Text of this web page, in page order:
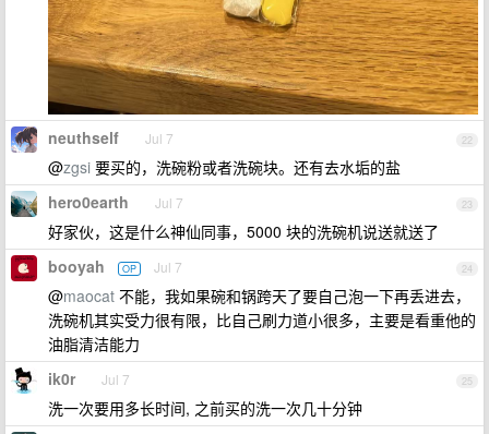
22
neuthself Jul 7
@zgsi 要买的，洗碗粉或者洗碗块。还有去水垢的盐
23
hero0earth Jul 7
好家伙，这是什么神仙同事，5000 块的洗碗机说送就送了
24
booyah OP Jul 7
@maocat 不能，我如果碗和锅跨天了要自己泡一下再丢进去，
洗碗机其实受力很有限，比自己刷力道小很多，主要是看重他的
油脂清洁能力
25
ik0r Jul 7
洗一次要用多长时间, 之前买的洗一次几十分钟